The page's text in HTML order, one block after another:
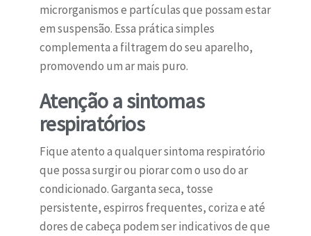
microrganismos e partículas que possam estar
em suspensão. Essa prática simples
complementa a filtragem do seu aparelho,
promovendo um ar mais puro.
Atenção a sintomas
respiratórios
Fique atento a qualquer sintoma respiratório
que possa surgir ou piorar com o uso do ar
condicionado. Garganta seca, tosse
persistente, espirros frequentes, coriza e até
dores de cabeça podem ser indicativos de que